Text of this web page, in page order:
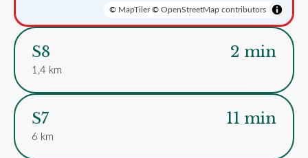
© MapTiler© OpenStreetMap contributors
S8
1,4 km
2 min
S7
6 km
11 min